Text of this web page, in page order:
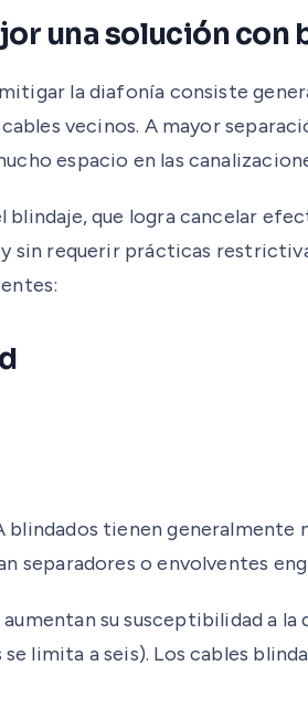
una solución con
la diafonía consiste
vecinos. A mayor
espacio en las
blindaje, que logra cancelar
sin requerir prácticas
blindados tienen generalmente
separadores o envolventes
su susceptibilidad a
se limita a seis). Los cables